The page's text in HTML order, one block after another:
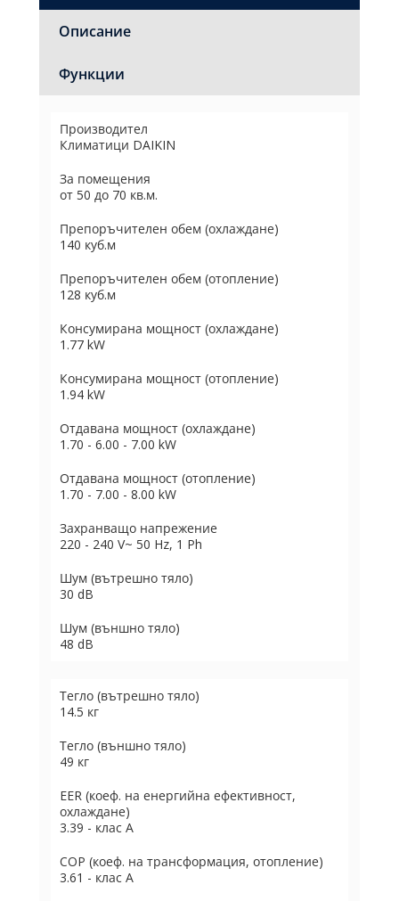
Описание
Функции
Производител
Климатици DAIKIN
За помещения
от 50 до 70 кв.м.
Препоръчителен обем (охлаждане)
140 куб.м
Препоръчителен обем (отопление)
128 куб.м
Консумирана мощност (охлаждане)
1.77 kW
Консумирана мощност (отопление)
1.94 kW
Отдавана мощност (охлаждане)
1.70 - 6.00 - 7.00 kW
Отдавана мощност (отопление)
1.70 - 7.00 - 8.00 kW
Захранващо напрежение
220 - 240 V~ 50 Hz, 1 Ph
Шум (вътрешно тяло)
30 dB
Шум (външно тяло)
48 dB
Тегло (вътрешно тяло)
14.5 кг
Тегло (външно тяло)
49 кг
EER (коеф. на енергийна ефективност,
охлаждане)
3.39 - клас А
COP (коеф. на трансформация, отопление)
3.61 - клас А